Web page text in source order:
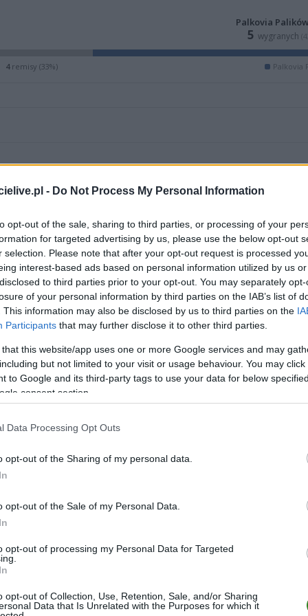
- Do Not Process My Personal Information
opt-out of the sale, sharing to third parties, or processing of your
for targeted advertising by us, please use the below opt-out
selection. Please note that after your opt-out request is processed
interest-based ads based on personal information utilized by us
to third parties prior to your opt-out. You may separately
of your personal information by third parties on the IAB’s list of
This information may also be disclosed by us to third parties on the
Participants that may further disclose it to other third parties.
that this website/app uses one or more Google services and may
but not limited to your visit or usage behaviour. You may
to Google and its third-party tags to use your data for below
consent section.
Data Processing Opt Outs
opt-out of the Sharing of my personal data.
opt-out of the Sale of my Personal Data.
opt-out of processing my Personal Data for Targeted
opt-out of Collection, Use, Retention, Sale, and/or Sharing
Data that Is Unrelated with the Purposes for which it
Palkovia
5 wygranych
4remisy (33%) Palkovia
ZOBACZ WIĘCEJ (8)
M PKT Z R
22 53 16 5 1 79-
22 48 14 6 2 49-25
22 46-43
40-
22 21 6 46-
remis porażka